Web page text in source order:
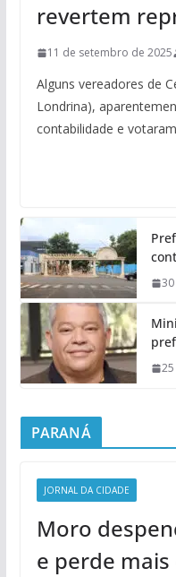
revertem
11 de setembro de 2025
Alguns vereadores de
Londrina),
contabilidade e
PARANÁ
JORNAL DA CIDADE
Moro
e perde